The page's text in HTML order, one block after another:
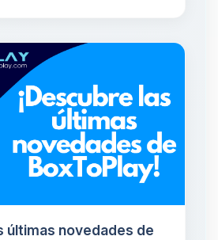
últimas novedades de